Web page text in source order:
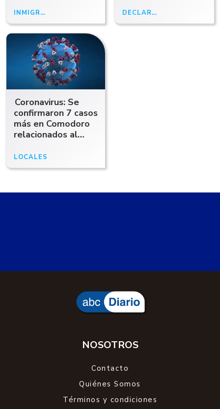
deportaciones en
Estados Unidos
INMIGRACIÓN
disculpas: "No hay
excusa"
DECLARACIONES
Coronavirus: Se
confirmaron 7 casos
más en Comodoro
relacionados al
LOCALES
NOSOTROS
Contacto
Quiénes Somos
Términos y condiciones